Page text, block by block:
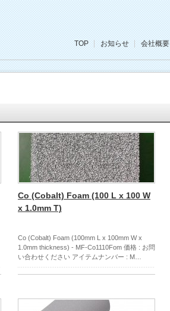
TOP お知らせ 会社概要
Co (Cobalt) Foam (100 L x 100 W
x 1.0mm T)
Co (Cobalt) Foam (100mm L x 100mm W x
1.0mm thickness) - MF-Co1110Fom 価格 : お問
い合わせください アイテムナンバー : M…